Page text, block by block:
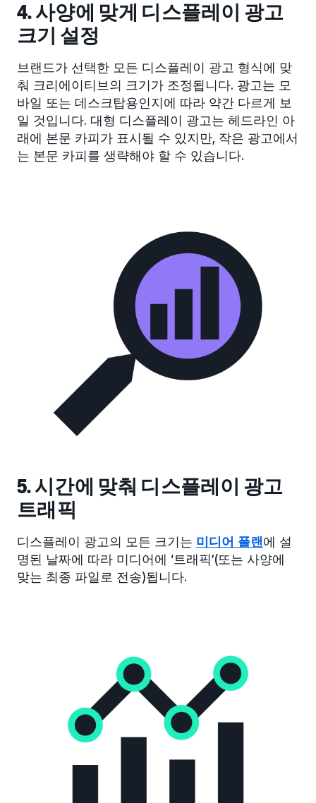
4. 사양에 맞게 디스플레이 광고
크기 설정
브랜드가 선택한 모든 디스플레이 광고 형식에 맞
춰 크리에이티브의 크기가 조정됩니다. 광고는 모
바일 또는 데스크탑용인지에 따라 약간 다르게 보
일 것입니다. 대형 디스플레이 광고는 헤드라인 아
래에 본문 카피가 표시될 수 있지만, 작은 광고에서
는 본문 카피를 생략해야 할 수 있습니다.
5. 시간에 맞춰 디스플레이 광고
트래픽
디스플레이 광고의 모든 크기는 미디어 플랜에 설
명된 날짜에 따라 미디어에 ‘트래픽’(또는 사양에
맞는 최종 파일로 전송)됩니다.